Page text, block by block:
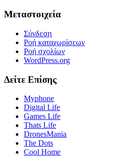
Μεταστοιχεία
Σύνδεση
Ροή καταχωρίσεων
Ροή σχολίων
WordPress.org
Δείτε Επίσης
Myphone
Digital Life
Games Life
Thats Life
DronesMania
The Dots
Cool Home